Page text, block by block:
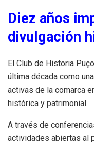
Diez años
divulgación
El Club de Historia
última década como
activas de la comarca
histórica y patrimonial.
A través de
actividades abiertas al